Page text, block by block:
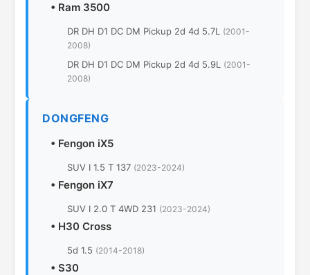
• Ram 3500
DR DH D1 DC DM Pickup 2d 4d 5.7L (2001-
2008)
DR DH D1 DC DM Pickup 2d 4d 5.9L (2001-
2008)
DONGFENG
• Fengon iX5
SUV I 1.5 T 137 (2023-2024)
• Fengon iX7
SUV I 2.0 T 4WD 231 (2023-2024)
• H30 Cross
5d 1.5 (2014-2018)
• S30